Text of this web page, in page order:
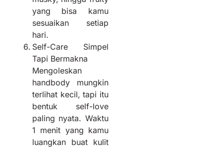
yang bisa kamu
sesuaikan setiap
hari.
Self-Care Simpel
Tapi Bermakna
Mengoleskan
handbody mungkin
terlihat kecil, tapi itu
bentuk self-love
paling nyata. Waktu
1 menit yang kamu
luangkan buat kulit